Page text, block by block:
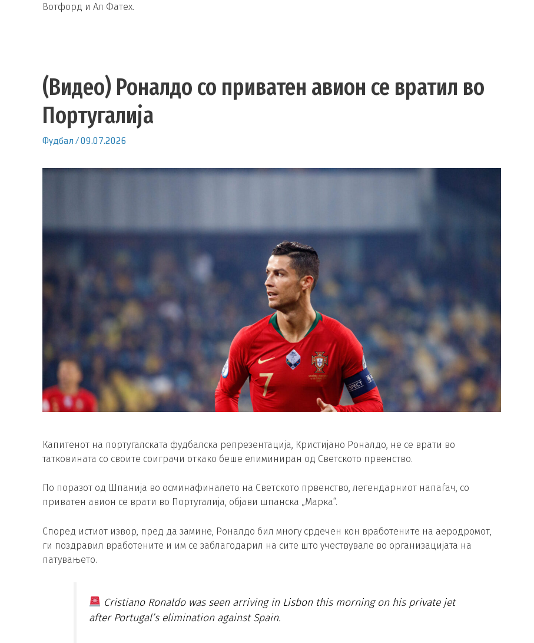
Вотфорд и Ал Фатех.
(Видео) Роналдо со приватен авион се вратил во
Португалија
Фудбал /09.07.2026
Капитенот на португалската фудбалска репрезентација, Кристијано Роналдо, не се врати во
татковината со своите соиграчи откако беше елиминиран од Светското првенство.
По поразот од Шпанија во осминафиналето на Светското првенство, легендарниот напаѓач, со
приватен авион се врати во Португалија, објави шпанска „Марка“.
Според истиот извор, пред да замине, Роналдо бил многу срдечен кон вработените на аеродромот,
ги поздравил вработените и им се заблагодарил на сите што учествувале во организацијата на
патувањето.
Cristiano Ronaldo was seen arriving in Lisbon this morning on his private jet
after Portugal’s elimination against Spain.